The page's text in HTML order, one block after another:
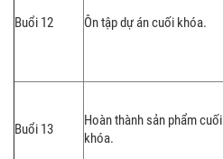
Buổi 12 Ôn tập dự án cuối khóa.
Buổi 13
Hoàn thành sản phẩm cuối
khóa.